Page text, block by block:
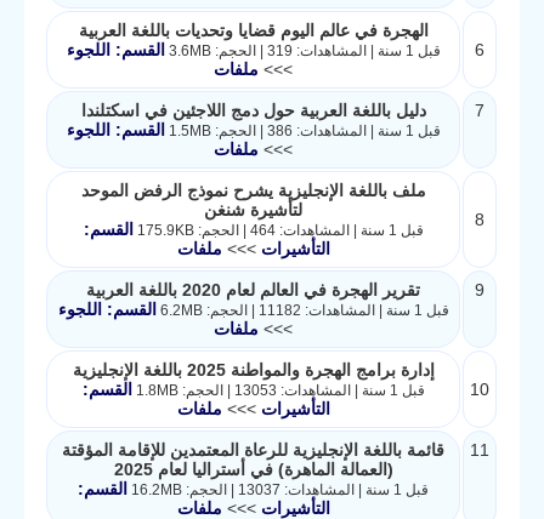
6
الهجرة في عالم اليوم قضايا وتحديات باللغة العربية
قبل 1 سنة | المشاهدات: 319 | الحجم: 3.6MB
القسم: اللجوء
>>> ملفات
7 دليل باللغة العربية حول دمج اللاجئين في اسكتلندا
قبل 1 سنة | المشاهدات: 386 | الحجم: 1.5MB
القسم: اللجوء
>>> ملفات
8
ملف باللغة الإنجليزية يشرح نموذج الرفض الموحد
لتأشيرة شنغن
قبل 1 سنة | المشاهدات: 464 | الحجم: 175.9KB
القسم:
التأشيرات>>> ملفات
9 تقرير الهجرة في العالم لعام 2020 باللغة العربية
قبل 1 سنة | المشاهدات: 11182 | الحجم: 6.2MB
القسم: اللجوء
>>> ملفات
10
إدارة برامج الهجرة والمواطنة 2025 باللغة الإنجليزية
قبل 1 سنة | المشاهدات: 13053 | الحجم: 1.8MB
القسم:
التأشيرات>>> ملفات
11
قائمة باللغة الإنجليزية للرعاة المعتمدين للإقامة المؤقتة
(العمالة الماهرة) في أستراليا لعام 2025
قبل 1 سنة | المشاهدات: 13037 | الحجم: 16.2MB
القسم:
التأشيرات>>> ملفات